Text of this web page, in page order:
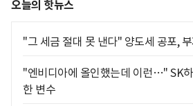
오늘의 핫뉴스
"그 세금 절대 못 낸다" 양도세 공포,
"엔비디아에 올인했는데 이런…" SK
한 변수